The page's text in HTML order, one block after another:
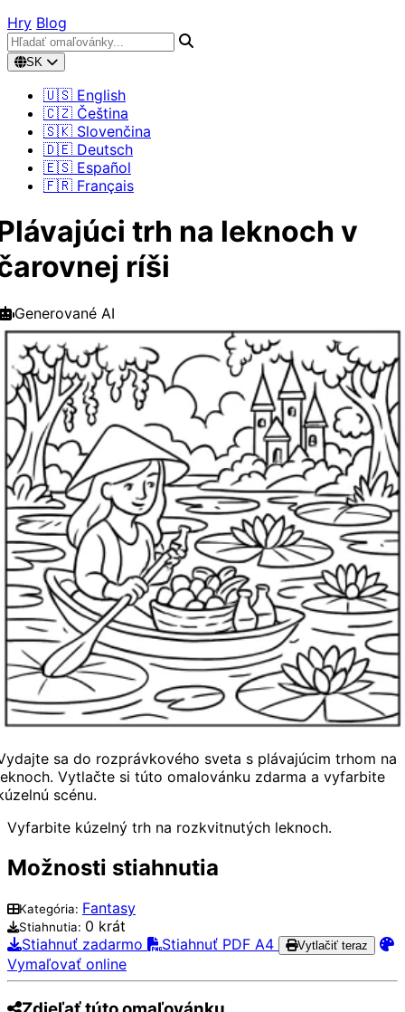
Hry Blog
SK
🇺🇸 English
🇨🇿 Čeština
🇸🇰 Slovenčina
🇩🇪 Deutsch
🇪🇸 Español
🇫🇷 Français
trh na leknoch v
ríši
Generované AI
sa do rozprávkového sveta s plávajúcim trhom na
Vytlačte si túto omalovánku zdarma a vyfarbite
scénu.
Vyfarbite kúzelný trh na rozkvitnutých leknoch.
Možnosti stiahnutia
Kategória: Fantasy
Stiahnutia: 0 krát
Stiahnuť zadarmo
Stiahnuť PDF A4 Vytlačiť teraz
Vymaľovať online